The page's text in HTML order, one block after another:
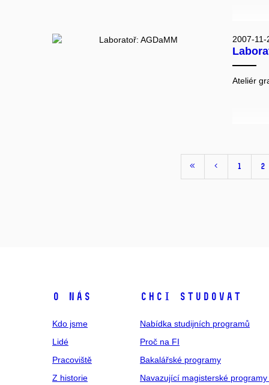
2007-11-
Ateliér
1 2
O NÁS
Kdo jsme
Lidé
Pracoviště
Z historie
CHCI STUDOVAT
Nabídka studijních programů
Proč na FI
Bakalářské programy
Navazující magisterské programy